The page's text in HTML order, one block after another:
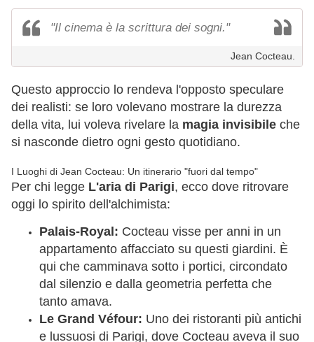
"Il cinema è la scrittura dei sogni."
Jean Cocteau.
Questo approccio lo rendeva l'opposto speculare
dei realisti: se loro volevano mostrare la durezza
della vita, lui voleva rivelare la magia invisibile che
si nasconde dietro ogni gesto quotidiano.
I Luoghi di Jean Cocteau: Un itinerario "fuori dal tempo"
Per chi legge L'aria di Parigi, ecco dove ritrovare
oggi lo spirito dell'alchimista:
Palais-Royal: Cocteau visse per anni in un
appartamento affacciato su questi giardini. È
qui che camminava sotto i portici, circondato
dal silenzio e dalla geometria perfetta che
tanto amava.
Le Grand Véfour: Uno dei ristoranti più antichi
e lussuosi di Parigi, dove Cocteau aveva il suo